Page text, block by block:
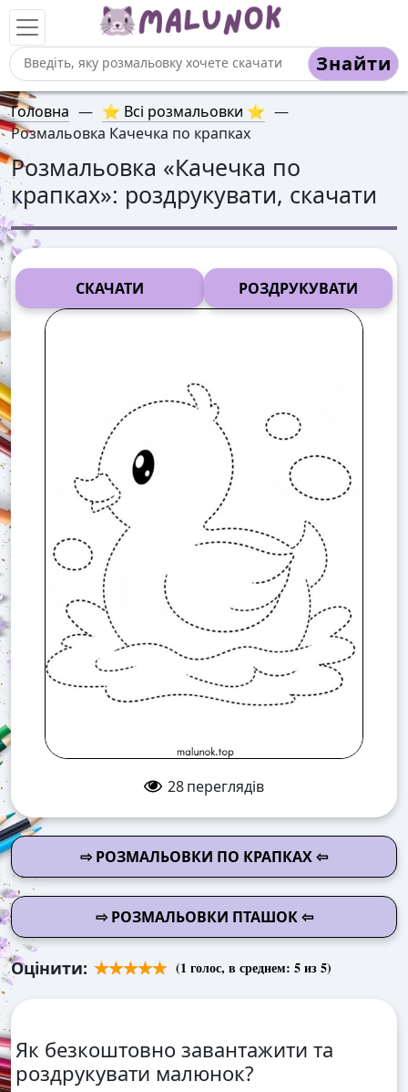
Знайти
Головна — ⭐ Всі розмальовки ⭐ —
Розмальовка Качечка по крапках
Розмальовка «Качечка по
крапках»: роздрукувати, скачати
СКАЧАТИ РОЗДРУКУВАТИ
28переглядів
⇨ РОЗМАЛЬОВКИ ПО КРАПКАХ ⇦
⇨ РОЗМАЛЬОВКИ ПТАШОК ⇦
Оцінити: (1 голос, в среднем: 5из 5)
Як безкоштовно завантажити та
роздрукувати малюнок?